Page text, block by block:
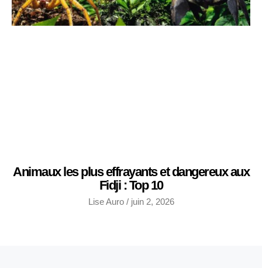
Animaux les plus effrayants et dangereux aux
Fidji : Top 10
Lise Auro juin 2, 2026